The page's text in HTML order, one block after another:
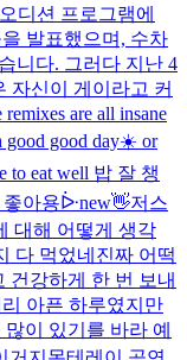
디션 프로그램에
발표했으며, 수차
니다. 그러다 지난 4
자신이 게이라고 커
remixes are all insane
good good day☀️ or
to eat well 밥 잘 챙
좋아용ᐕnew👋저스
대해 어떻게 생각
다 먹었네 진짜 어떡
건강하게 한 번 보내
아픈 하루였지만
이 있기를 바라 예